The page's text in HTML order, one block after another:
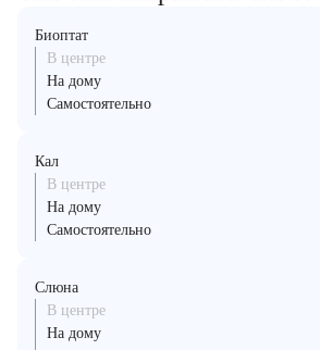
Биоптат
В центре
На дому
Самостоятельно
Кал
В центре
На дому
Самостоятельно
Слюна
В центре
На дому